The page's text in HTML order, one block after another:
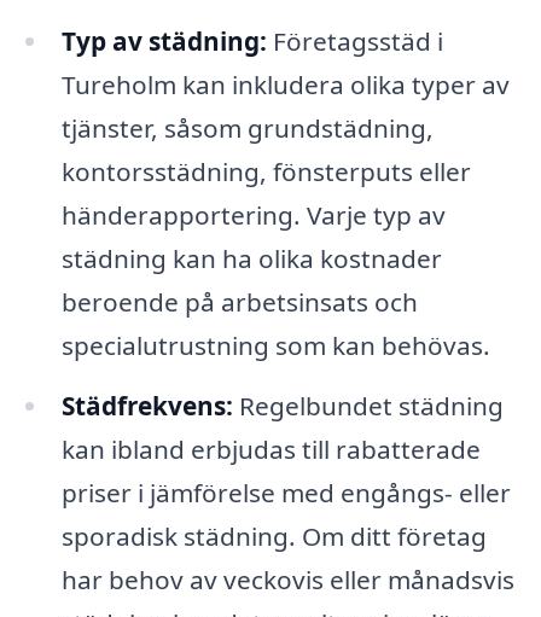
Typ av städning: Företagsstäd i
Tureholm kan inkludera olika typer av
tjänster, såsom grundstädning,
kontorsstädning, fönsterputs eller
händerapportering. Varje typ av
städning kan ha olika kostnader
beroende på arbetsinsats och
specialutrustning som kan behövas.
Städfrekvens: Regelbundet städning
kan ibland erbjudas till rabatterade
priser i jämförelse med engångs- eller
sporadisk städning. Om ditt företag
har behov av veckovis eller månadsvis